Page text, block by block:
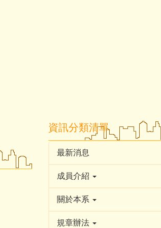
資訊分類清單
最新消息
成員介紹
關於本系
規章辦法